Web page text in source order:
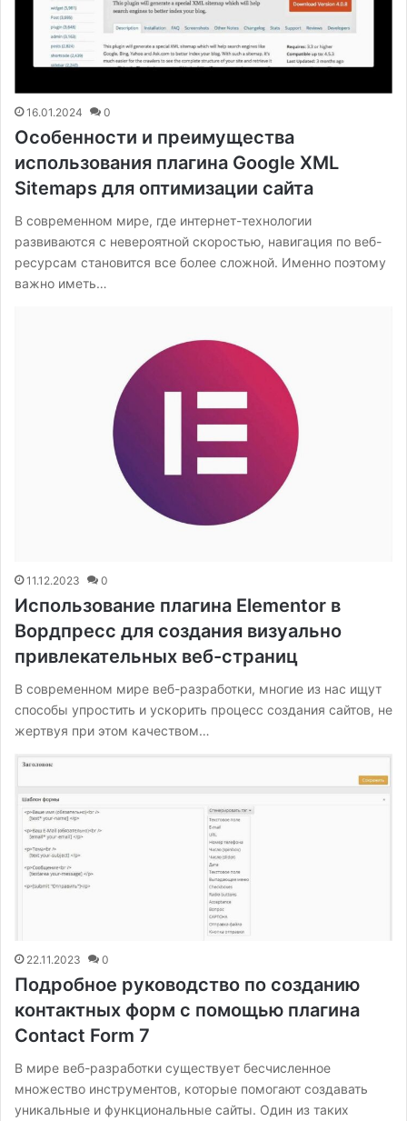
16.01.2024 0
Особенности и преимущества
использования плагина Google XML
Sitemaps для оптимизации сайта
В современном мире, где интернет-технологии
развиваются с невероятной скоростью, навигация по веб-
ресурсам становится все более сложной. Именно поэтому
важно иметь…
11.12.2023 0
Использование плагина Elementor в
Вордпресс для создания визуально
привлекательных веб-страниц
В современном мире веб-разработки, многие из нас ищут
способы упростить и ускорить процесс создания сайтов, не
жертвуя при этом качеством…
22.11.2023 0
Подробное руководство по созданию
контактных форм с помощью плагина
Contact Form 7
В мире веб-разработки существует бесчисленное
множество инструментов, которые помогают создавать
уникальные и функциональные сайты. Один из таких